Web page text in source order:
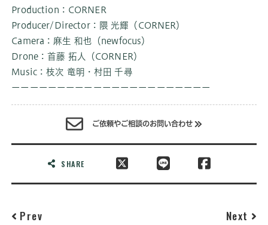
Production：CORNER
Producer/Director：隈 光輝（CORNER）
Camera：麻生 和也（newfocus）
Drone：首藤 拓人（CORNER）
Music：枝次 竜明・村田 千尋
ーーーーーーーーーーーーーーーーーーーーーー
ご依頼やご相談のお問い合わせ
SHARE
Prev Next